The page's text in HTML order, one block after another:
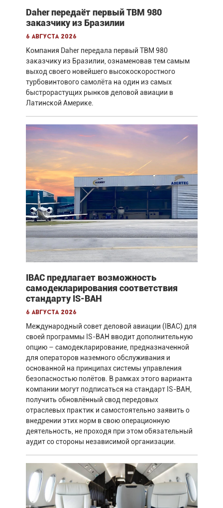
Daher передаёт первый TBM 980
заказчику из Бразилии
6 августа 2026
Компания Daher передала первый TBM 980
заказчику из Бразилии, ознаменовав тем самым
выход своего новейшего высокоскоростного
турбовинтового самолёта на один из самых
быстрорастущих рынков деловой авиации в
Латинской Америке.
IBAC предлагает возможность
самодекларирования соответствия
стандарту IS-BAH
6 августа 2026
Международный совет деловой авиации (IBAC) для
своей программы IS-BAH вводит дополнительную
опцию – самодекларирование, предназначенной
для операторов наземного обслуживания и
основанной на принципах системы управления
безопасностью полётов. В рамках этого варианта
компании могут подписаться на стандарт IS-BAH,
получить обновлённый свод передовых
отраслевых практик и самостоятельно заявить о
внедрении этих норм в свою операционную
деятельность, не проходя при этом обязательный
аудит со стороны независимой организации.